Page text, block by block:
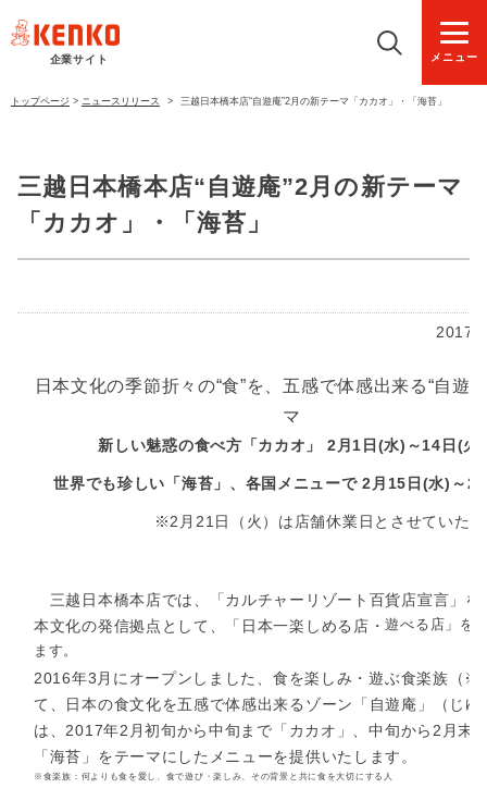
企業サイト メニュー
トップページ > ニュースリリース > 三越日本橋本店“自遊庵”2月の新テーマ「カカオ」・「海苔」
三越日本橋本店“自遊庵”2月の新テーマ
「カカオ」・「海苔」
2017
日本文化の季節折々の“食”を、五感で体感出来る“自遊
マ
新しい魅惑の食べ方「カカオ」 2月1日(水)～14日(火)
世界でも珍しい「海苔」、各国メニューで 2月15日(水)～
※2月21日（火）は店舗休業日とさせていた
三越日本橋本店では、「カルチャーリゾート百貨店宣言」を
本文化の発信拠点として、「日本一楽しめる店・遊べる店」を
ます。
2016年3月にオープンしました、食を楽しみ・遊ぶ食楽族（※
て、日本の食文化を五感で体感出来るゾーン「自遊庵」（じゆ
は、2017年2月初旬から中旬まで「カカオ」、中旬から2月末
「海苔」をテーマにしたメニューを提供いたします。
※食楽族：何よりも食を愛し、食で遊び・楽しみ、その背景と共に食を大切にする人